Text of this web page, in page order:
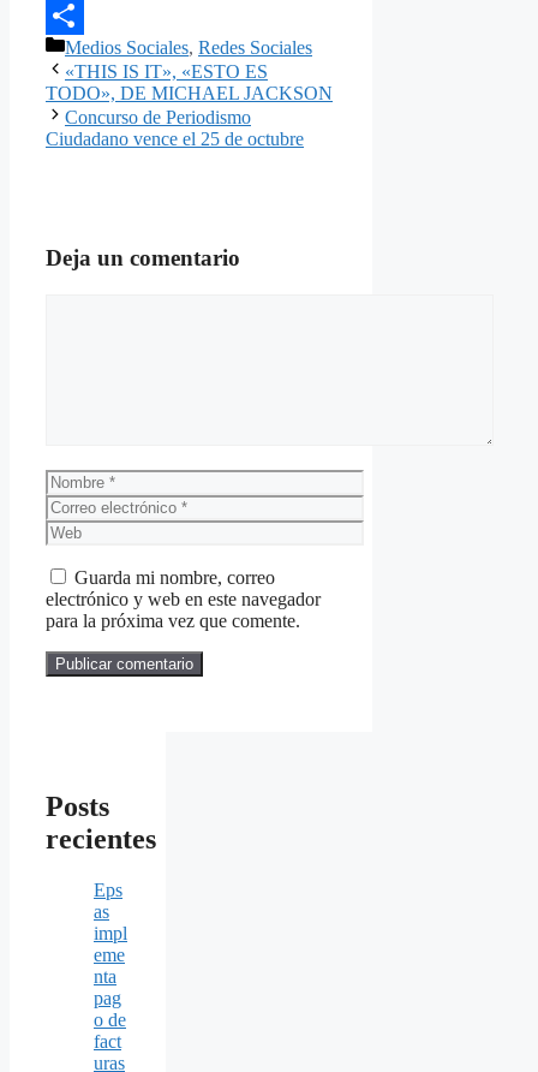
Email
Compartir
Categorías
Medios Sociales, Redes Sociales
«THIS IS IT», «ESTO ES
TODO», DE MICHAEL JACKSON
Concurso de Periodismo
Ciudadano vence el 25 de octubre
Deja un comentario
Nombre
Correo
electrónico
Web
Guarda mi nombre, correo
electrónico y web en este navegador
para la próxima vez que comente.
Posts
recientes
Eps
as
impl
eme
nta
pag
o de
fact
uras